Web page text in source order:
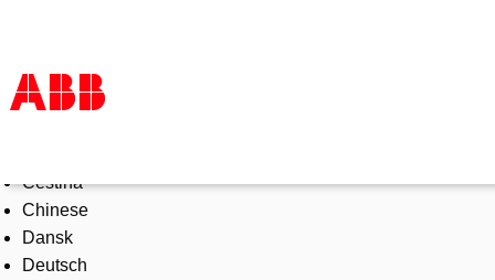
Products & Solutions
Industries
Services
About us
Čeština
Chinese
Dansk
Deutsch